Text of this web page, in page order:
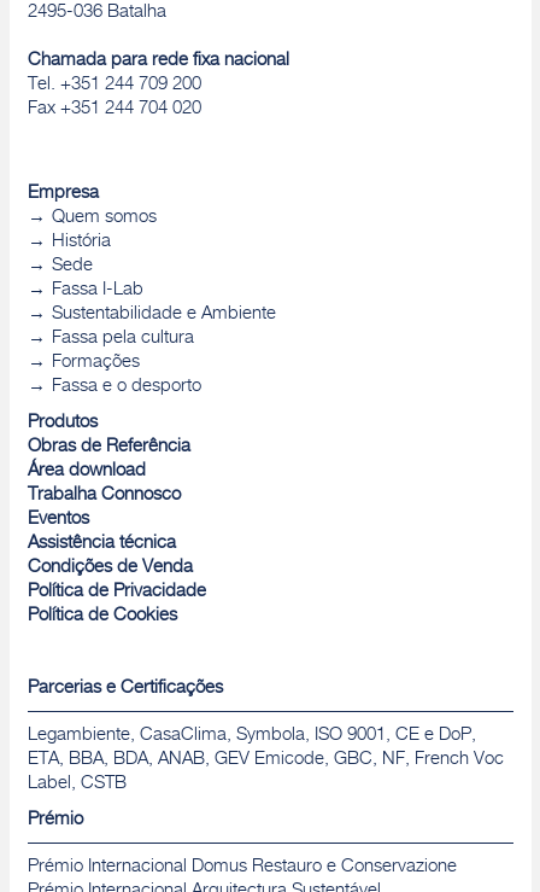
2495-036 Batalha
Chamada para rede fixa nacional
Tel. +351 244 709 200
Fax +351 244 704 020
Empresa
Quem somos
História
Sede
Fassa I-Lab
Sustentabilidade e Ambiente
Fassa pela cultura
Formações
Fassa e o desporto
Produtos
Obras de Referência
Área download
Trabalha Connosco
Eventos
Assistência técnica
Condições de Venda
Política de Privacidade
Política de Cookies
Parcerias e Certificações
Legambiente, CasaClima, Symbola, ISO 9001, CE e DoP,
ETA, BBA, BDA, ANAB, GEV Emicode, GBC, NF, French Voc
Label, CSTB
Prémio
Prémio Internacional Domus Restauro e Conservazione